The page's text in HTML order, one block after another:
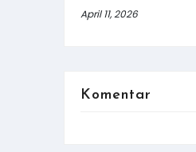
April 11, 2026
Komentar